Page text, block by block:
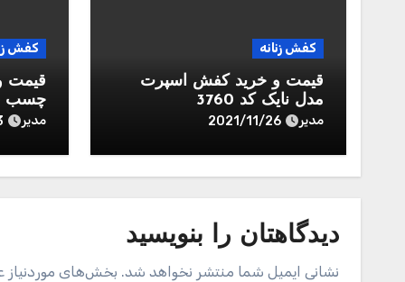
کفش زنانه
قیمت و خرید کفش اسپرت
مدل نایک کد 3760
مدیر 2021/11/26
کفش
قیمت
چسب
ارسال‌
مدیر
دیدگاهتان را بنویسید
نشانی ایمیل شما منتشر نخواهد شد. بخش‌های موردنیاز